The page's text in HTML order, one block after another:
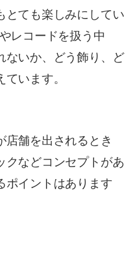
とても楽しみにしてい
レコードを扱う中
ないか、どう飾り、ど
います。
店舗を出されるとき
クなどコンセプトがあ
ポイントはあります